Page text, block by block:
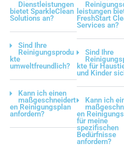
Dienstleistungen
bietet SparkleClean
Solutions an?
Sind Ihre
Reinigungsprodu
kte
umweltfreundlich?
Kann ich einen
maßgeschneidert
en Reinigungsplan
anfordern?
leistungen
FreshStart
Services an?
Sind Ihre
kte für
und Kinder
Kann ich
en
für meine
spezifischen
Bedürfnisse
anfordern?